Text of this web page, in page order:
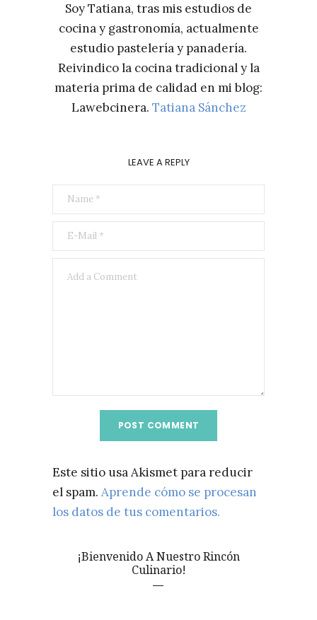
Soy Tatiana, tras mis estudios de
cocina y gastronomía, actualmente
estudio pastelería y panadería.
Reivindico la cocina tradicional y la
materia prima de calidad en mi blog:
Lawebcinera. Tatiana Sánchez
LEAVE A REPLY
Este sitio usa Akismet para reducir
el spam. Aprende cómo se procesan
los datos de tus comentarios.
¡Bienvenido A Nuestro Rincón
Culinario!